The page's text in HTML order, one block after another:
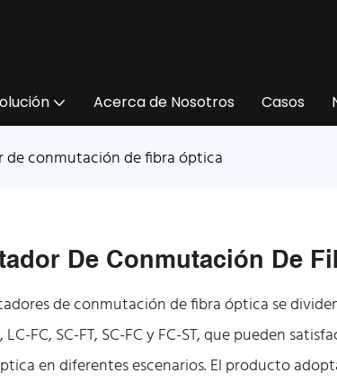
Acerca de Nosotros Casos
de conmutación de fibra óptica
De Conmutación De
de conmutación de fibra óptica se
LC-FC, SC-FT, SC-FC y FC-ST, que pueden
en diferentes escenarios. El producto